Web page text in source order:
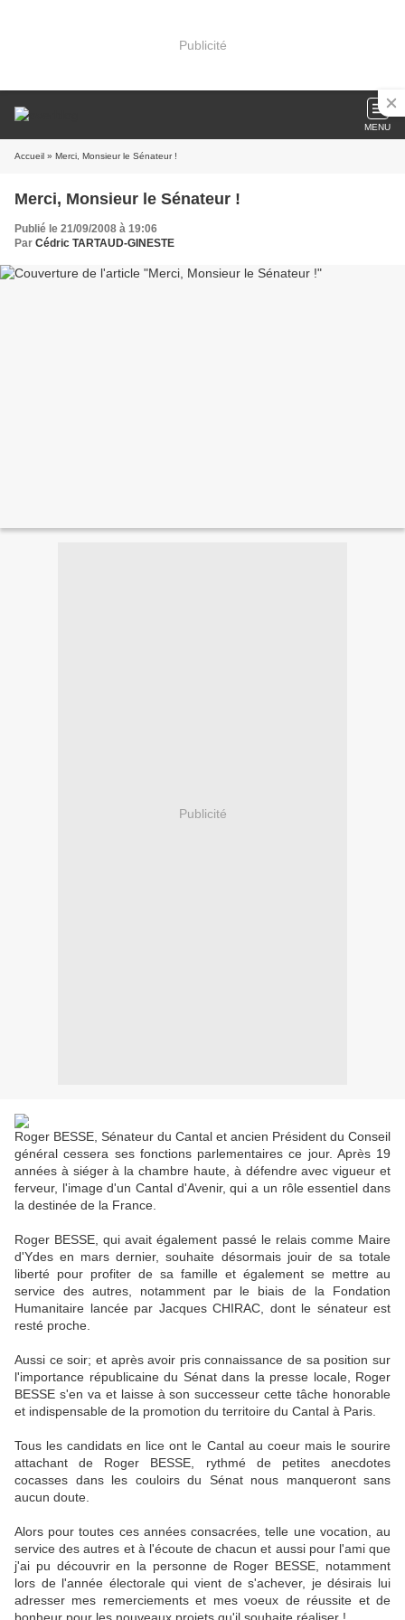
Publicité
MENU
Accueil » Merci, Monsieur le Sénateur !
Merci, Monsieur le Sénateur !
Publié le 21/09/2008 à 19:06
Par Cédric TARTAUD-GINESTE
Publicité
Roger BESSE, Sénateur du Cantal et ancien Président du Conseil
général cessera ses fonctions parlementaires ce jour. Après 19
années à siéger à la chambre haute, à défendre avec vigueur et
ferveur, l'image d'un Cantal d'Avenir, qui a un rôle essentiel dans
la destinée de la France.
Roger BESSE, qui avait également passé le relais comme Maire
d'Ydes en mars dernier, souhaite désormais jouir de sa totale
liberté pour profiter de sa famille et également se mettre au
service des autres, notamment par le biais de la Fondation
Humanitaire lancée par Jacques CHIRAC, dont le sénateur est
resté proche.
Aussi ce soir; et après avoir pris connaissance de sa position sur
l'importance républicaine du Sénat dans la presse locale, Roger
BESSE s'en va et laisse à son successeur cette tâche honorable
et indispensable de la promotion du territoire du Cantal à Paris.
Tous les candidats en lice ont le Cantal au coeur mais le sourire
attachant de Roger BESSE, rythmé de petites anecdotes
cocasses dans les couloirs du Sénat nous manqueront sans
aucun doute.
Alors pour toutes ces années consacrées, telle une vocation, au
service des autres et à l'écoute de chacun et aussi pour l'ami que
j'ai pu découvrir en la personne de Roger BESSE, notamment
lors de l'année électorale qui vient de s'achever, je désirais lui
adresser mes remerciements et mes voeux de réussite et de